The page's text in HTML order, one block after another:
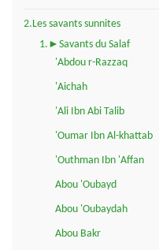
2.Les savants sunnites
1.►Savants du Salaf
'Abdou r-Razzaq
'Aichah
'Ali Ibn Abi Talib
'Oumar Ibn Al-khattab
'Outhman Ibn 'Affan
Abou 'Oubayd
Abou 'Oubaydah
Abou Bakr